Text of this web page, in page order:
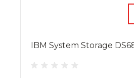
IBM System Storage